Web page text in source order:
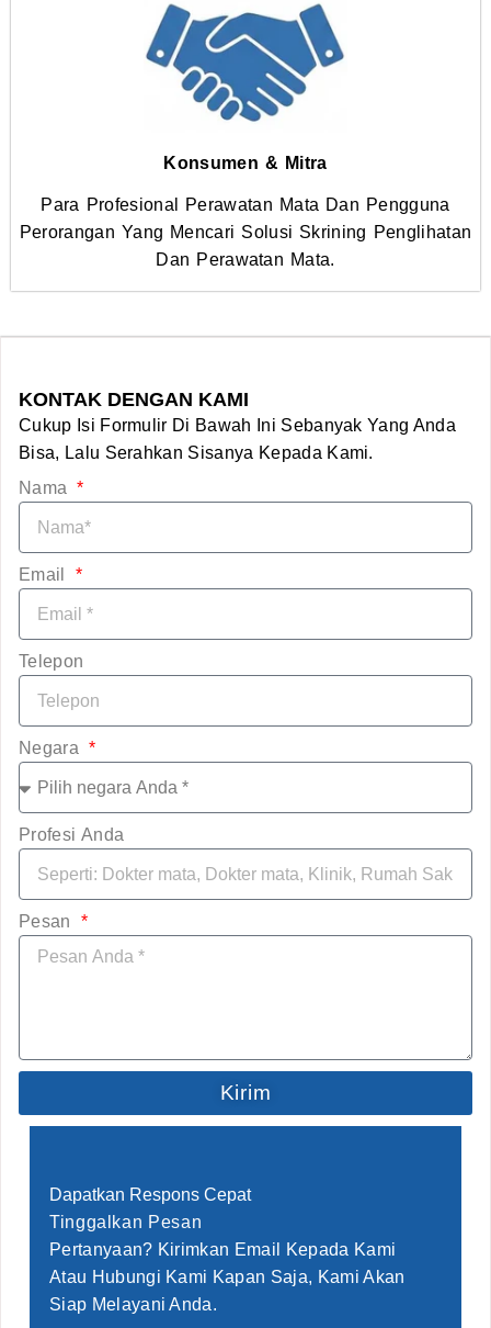
Konsumen & Mitra
Para Profesional Perawatan Mata Dan Pengguna
Perorangan Yang Mencari Solusi Skrining Penglihatan
Dan Perawatan Mata.
KONTAK DENGAN KAMI
Cukup Isi Formulir Di Bawah Ini Sebanyak Yang Anda
Bisa, Lalu Serahkan Sisanya Kepada Kami.
Nama
Email
Telepon
Negara
Profesi Anda
Pesan
Kirim
Dapatkan Respons Cepat
Tinggalkan Pesan
Pertanyaan? Kirimkan Email Kepada Kami
Atau Hubungi Kami Kapan Saja, Kami Akan
Siap Melayani Anda.